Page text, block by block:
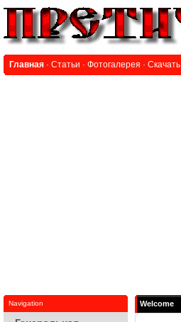
Главная · Статьи · Фотогалерея · Скачать
Navigation Welcome